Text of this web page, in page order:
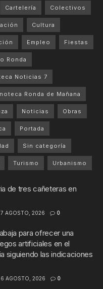
Cartelería Colectivos
Cultura
Empleo Fiestas
Ronda
Noticias 7
Ronda de Mañana
Noticias Obras
Portada
Sin categoría
Turismo Urbanismo
de tres cañeteras en
7 AGOSTO, 2026 0
para ofrecer una
artificiales en el
siguiendo las indicaciones
6 AGOSTO, 2026 0